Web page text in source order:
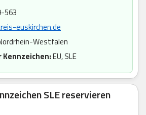
563
euskirchen.de
Westfalen
EU, SLE
SLE reservieren